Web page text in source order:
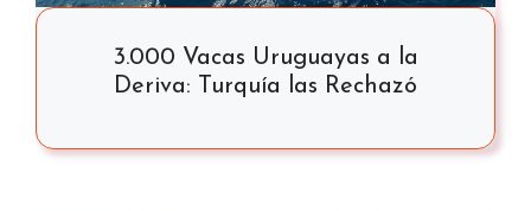
3.000 Vacas Uruguayas a la
Deriva: Turquía las Rechazó